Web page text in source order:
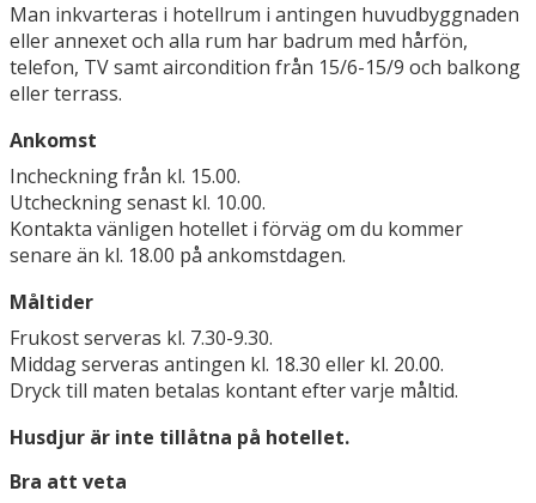
Man inkvarteras i hotellrum i antingen huvudbyggnaden
eller annexet och alla rum har badrum med hårfön,
telefon, TV samt aircondition från 15/6-15/9 och balkong
eller terrass.
Ankomst
Incheckning från kl. 15.00.
Utcheckning senast kl. 10.00.
Kontakta vänligen hotellet i förväg om du kommer
senare än kl. 18.00 på ankomstdagen.
Måltider
Frukost serveras kl. 7.30-9.30.
Middag serveras antingen kl. 18.30 eller kl. 20.00.
Dryck till maten betalas kontant efter varje måltid.
Husdjur är inte tillåtna på hotellet.
Bra att veta